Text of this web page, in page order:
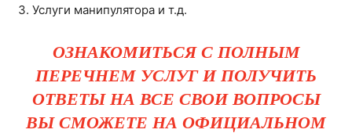
Услуги манипулятора и т.д.
ОЗНАКОМИТЬСЯ С ПОЛНЫМ
ПЕРЕЧНЕМ УСЛУГ И ПОЛУЧИТЬ
ОТВЕТЫ НА ВСЕ СВОИ ВОПРОСЫ
ВЫ СМОЖЕТЕ НА ОФИЦИАЛЬНОМ